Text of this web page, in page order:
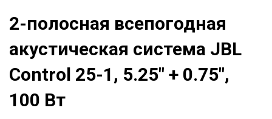
2-полосная всепогодная
акустическая система JBL
Control 25-1, 5.25" + 0.75",
100 Вт